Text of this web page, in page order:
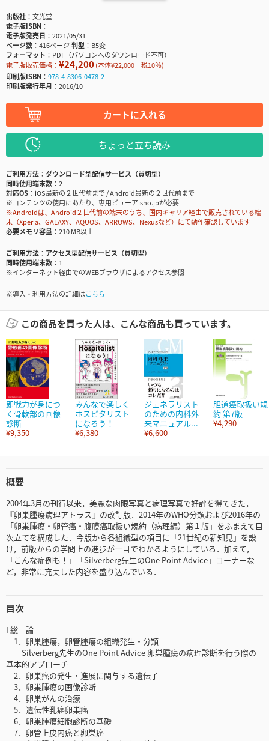
出版社
文光堂
電子版ISBN
電子版発売日
2021/05/31
ページ数
416ページ判型
B5変
フォーマット
PDF（パソコンへのダウンロード不可）
電子版販売価格： ¥24,200(本体¥22,000＋税10％)
印刷版ISBN
978-4-8306-0478-2
印刷版発行年月
2016/10
カートに入れる
ちょっと立ち読み
ご利用方法
ダウンロード型配信サービス（買切型）
同時使用端末数
2
対応OS
iOS最新の２世代前まで / Android最新の２世代前まで
※コンテンツの使用にあたり、専用ビューアisho.jpが必要
※Androidは、Android２世代前の端末のうち、国内キャリア経由で販売されている端
末（Xperia、GALAXY、AQUOS、ARROWS、Nexusなど）にて動作確認しています
必要メモリ容量
210 MB以上
ご利用方法
アクセス型配信サービス（買切型）
同時使用端末数
1
※インターネット経由でのWEBブラウザによるアクセス参照
※導入・利用方法の詳細はこちら
この商品を買った人は、こんな商品も買っています。
即戦力が身につ
く骨軟部の画像
診断
¥9,350
みんなで楽しく
ホスピタリスト
になろう！
¥6,380
ジェネラリスト
のための内科外
来マニュアル...
¥6,600
胆道癌取扱い規
約 第7版
¥4,290
概要
2004年3月の刊行以来，美麗な肉眼写真と病理写真で好評を得てきた，
『卵巣腫瘍病理アトラス』の改訂版．2014年のWHO分類および2016年の
「卵巣腫瘍・卵管癌・腹膜癌取扱い規約（病理編）第１版」をふまえて目
次立てを構成した．今版から各組織型の項目に「21世紀の新知見」を設
け，前版からの学問上の進歩が一目でわかるようにしている．加えて，
「こんな症例も！」「Silverberg先生のOne Point Advice」コーナーな
ど，非常に充実した内容を盛り込んでいる．
目次
I 総 論
1．卵巣腫瘍，卵管腫瘍の組織発生・分類
Silverberg先生のOne Point Advice 卵巣腫瘍の病理診断を行う際の
基本的アプローチ
2．卵巣癌の発生・進展に関与する遺伝子
3．卵巣腫瘍の画像診断
4．卵巣がんの治療
5．遺伝性乳癌卵巣癌
6．卵巣腫瘍細胞診断の基礎
7．卵管上皮内癌と卵巣癌